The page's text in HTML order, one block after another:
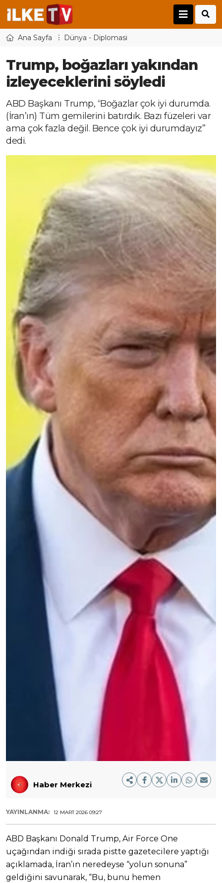
Ana Sayfa Dünya - Diplomasi
Trump, boğazları yakından
izleyeceklerini söyledi
ABD Başkanı Trump, “Boğazlar çok iyi durumda.
(İran’ın) Tüm gemilerini batırdık. Bazı füzeleri var
ama çok fazla değil. Bence çok iyi durumdayız”
dedi.
Haber Merkezi
YAYINLANMA: 12 MART 2026 09:27
ABD Başkanı Donald Trump, Air Force One
uçağından indiği sırada pistte gazetecilere yaptığı
açıklamada, İran’ın neredeyse “yolun sonuna”
geldiğini savunarak, “Bu, bunu hemen